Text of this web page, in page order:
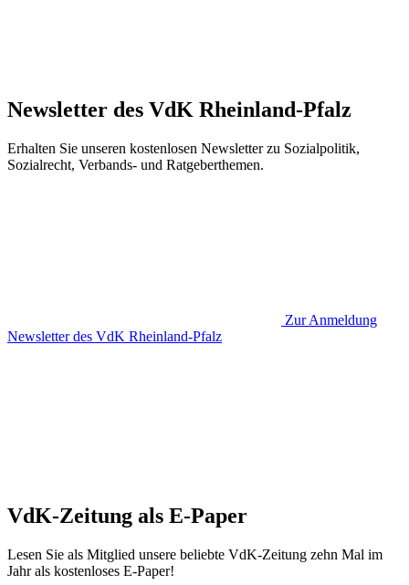
Newsletter des VdK Rheinland-Pfalz
Erhalten Sie unseren kostenlosen Newsletter zu Sozialpolitik,
Sozialrecht, Verbands- und Ratgeberthemen.
Zur Anmeldung
Newsletter des VdK Rheinland-Pfalz
VdK-Zeitung als E-Paper
Lesen Sie als Mitglied unsere beliebte VdK-Zeitung zehn Mal im
Jahr als kostenloses E-Paper!